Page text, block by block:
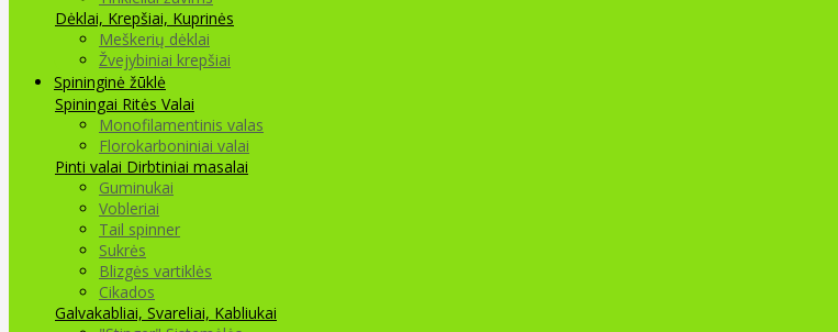
Dėklai, Krepšiai, Kuprinės
Meškerių dėklai
Žvejybiniai krepšiai
Spininginė žūklė
Spiningai Ritės Valai
Monofilamentinis valas
Florokarboniniai valai
Pinti valai Dirbtiniai masalai
Guminukai
Vobleriai
Tail spinner
Sukrės
Blizgės vartiklės
Cikados
Galvakabliai, Svareliai, Kabliukai